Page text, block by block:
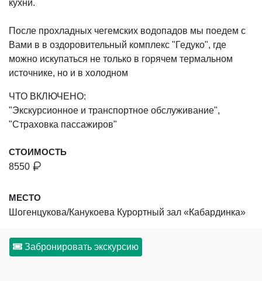
кухни.
После прохладных чегемских водопадов мы поедем с
Вами в в оздоровительный комплекс "Гедуко", где
можно искупаться не только в горячем термальном
источнике, но и в холодном
ЧТО ВКЛЮЧЕНО:
"Экскурсионное и транспортное обслуживание",
"Страховка пассажиров"
СТОИМОСТЬ
8550
МЕСТО
Шогенцукова/Канукоева Курортный зал «Кабардинка»
Забронировать экскурсию